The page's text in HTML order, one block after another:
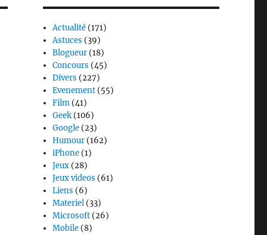
Actualité (171)
Astuces (39)
Blogueur (18)
Concours (45)
Divers (227)
Evenement (55)
Film (41)
Geek (106)
Google (23)
Humour (162)
iPhone (1)
Jeux (28)
Jeux videos (61)
Liens (6)
Materiel (33)
Microsoft (26)
Mobile (8)